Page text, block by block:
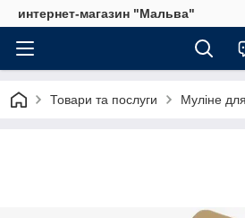
интернет-магазин "Мальва"
Товари та послуги Муліне